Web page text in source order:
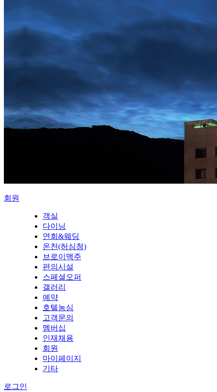
회원
객실
다이닝
연회&웨딩
온천(허심청)
브로이맥주
편의시설
스페셜오퍼
갤러리
예약
호텔농심
고객문의
멤버십
인재채용
회원
마이페이지
기타
로그인